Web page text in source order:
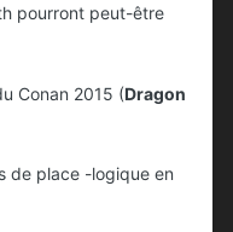
pourront peut-être
Conan 2015 (Dragon
de place -logique en